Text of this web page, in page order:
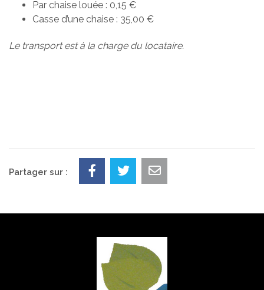
Par chaise louée : 0,15 €
Casse d’une chaise : 35,00 €
Le transport est à la charge du locataire.
Partager sur :